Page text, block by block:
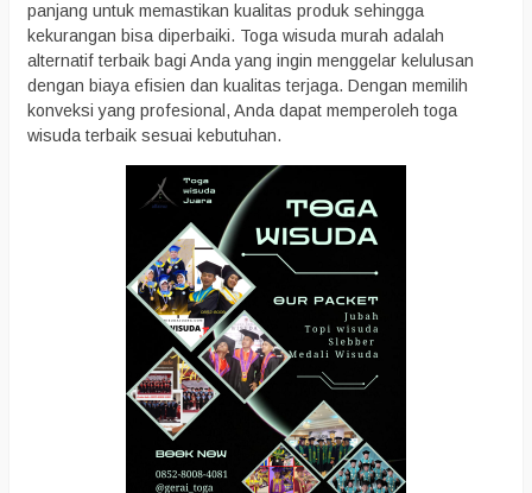
panjang untuk memastikan kualitas produk sehingga
kekurangan bisa diperbaiki. Toga wisuda murah adalah
alternatif terbaik bagi Anda yang ingin menggelar kelulusan
dengan biaya efisien dan kualitas terjaga. Dengan memilih
konveksi yang profesional, Anda dapat memperoleh toga
wisuda terbaik sesuai kebutuhan.